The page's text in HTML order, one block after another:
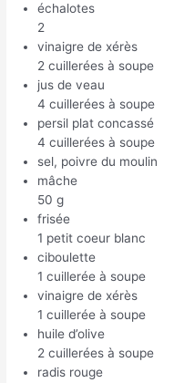
échalotes
2
vinaigre de xérès
2 cuillerées à soupe
jus de veau
4 cuillerées à soupe
persil plat concassé
4 cuillerées à soupe
sel, poivre du moulin
mâche
50 g
frisée
1 petit coeur blanc
ciboulette
1 cuillerée à soupe
vinaigre de xérès
1 cuillerée à soupe
huile d’olive
2 cuillerées à soupe
radis rouge